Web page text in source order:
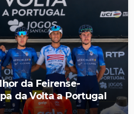
da Feirense-
da Volta a Portugal